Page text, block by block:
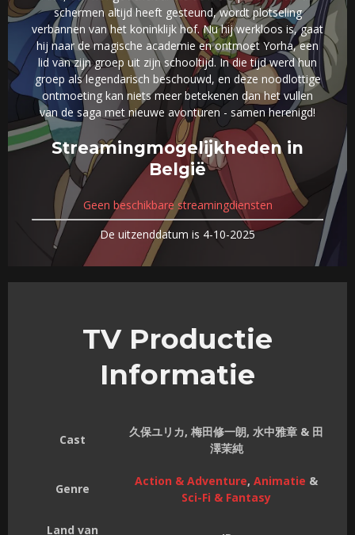
schermen altijd heeft gesteund, wordt plotseling
verbannen van het koninklijk hof. Nu hij werkloos is, gaat
hij naar de magische academie en ontmoet Yorha, een
lid van zijn groep uit zijn schooltijd. In die tijd werd hun
groep als legendarisch beschouwd, en deze noodlottige
ontmoeting kan niets meer betekenen dan het vullen
van de saga met nieuwe avonturen - samen herenigd!
Streamingmogelijkheden in
België
Geen beschikbare streamingdiensten
De uitzenddatum is 4-10-2025
TV Productie
Informatie
Cast
久保ユリカ, 梅田修一朗, 水中雅章 & 田
澤茉純
Genre
Action & Adventure, Animatie &
Sci-Fi & Fantasy
Land van